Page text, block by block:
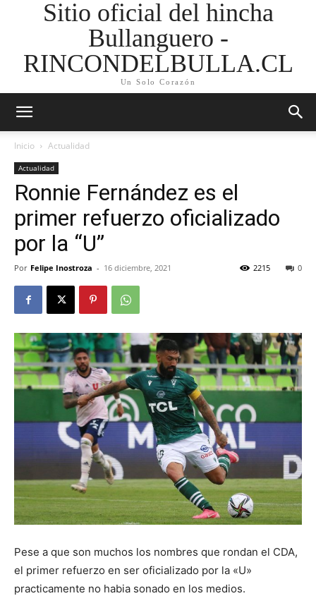
Sitio oficial del hincha
Bullanguero -
RINCONDELBULLA.CL
Un Solo Corazón
Inicio Actualidad
Actualidad
Ronnie Fernández es el
primer refuerzo oficializado
por la “U”
Por Felipe Inostroza - 16 diciembre, 2021 0
2215
Pese a que son muchos los nombres que rondan el CDA,
el primer refuerzo en ser oficializado por la «U»
practicamente no habia sonado en los medios.